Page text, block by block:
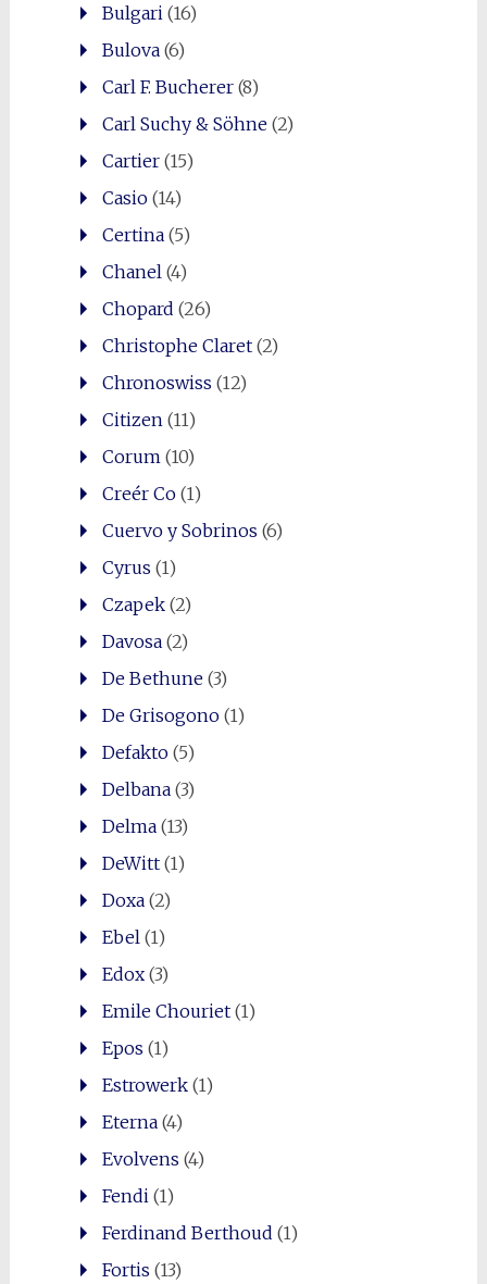
Bulgari (16)
Bulova(6)
Carl F. Bucherer(8)
Carl Suchy & Söhne(2)
Cartier(15)
Casio(14)
Certina(5)
Chanel (4)
Chopard (26)
Christophe Claret(2)
Chronoswiss (12)
Citizen (11)
Corum (10)
Creér Co(1)
Cuervo y Sobrinos (6)
Cyrus (1)
Czapek(2)
Davosa(2)
De Bethune(3)
De Grisogono(1)
Defakto(5)
Delbana(3)
Delma(13)
DeWitt(1)
Doxa(2)
Ebel (1)
Edox(3)
Emile Chouriet(1)
Epos (1)
Estrowerk(1)
Eterna(4)
Evolvens (4)
Fendi (1)
Ferdinand Berthoud (1)
Fortis (13)